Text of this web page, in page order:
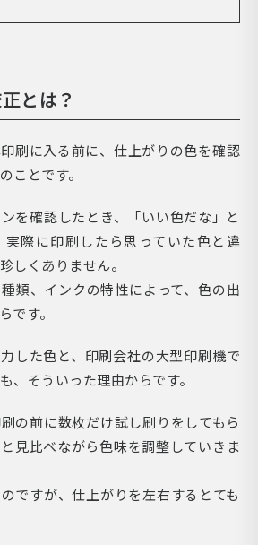
とは？
印刷に入る前に、仕上がりの色を確認
ことです。
を確認したとき、「いい色だな」と
実際に印刷したら思っていた色と違
しくありません。
類、インクの特性によって、色の出
です。
した色と、印刷会社の大型印刷機で
、そういった理由からです。
の前に数枚だけ試し刷りをしてもら
見比べながら色味を調整していきま
ですが、仕上がりを左右するとても